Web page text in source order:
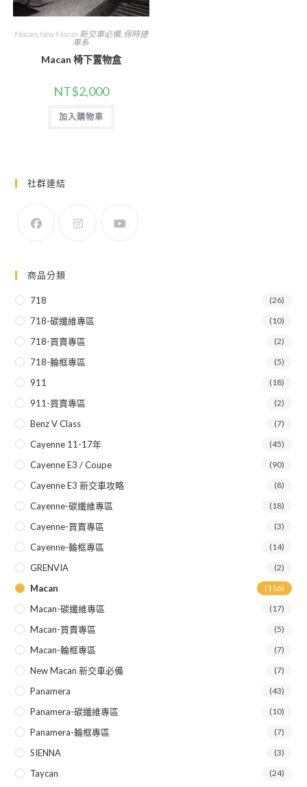
Macan, New Macan 新交車必備, 保時捷
車系
Macan 椅下置物盒
NT$2,000
加入購物車
社群連結
商品分類
718 (26)
718-碳纖維專區 (10)
718-買賣專區 (2)
718-輪框專區 (5)
911 (18)
911-買賣專區 (2)
Benz V Class (7)
Cayenne 11-17年 (45)
Cayenne E3 / Coupe (90)
Cayenne E3 新交車攻略 (8)
Cayenne-碳纖維專區 (18)
Cayenne-買賣專區 (3)
Cayenne-輪框專區 (14)
GRENVIA (2)
Macan (116)
Macan-碳纖維專區 (17)
Macan-買賣專區 (5)
Macan-輪框專區 (7)
New Macan 新交車必備 (7)
Panamera (43)
Panamera-碳纖維專區 (10)
Panamera-輪框專區 (7)
SIENNA (3)
Taycan (24)